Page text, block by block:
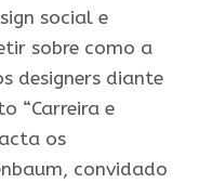
social e
sobre como a
designers diante
“Carreira e
os
convidado